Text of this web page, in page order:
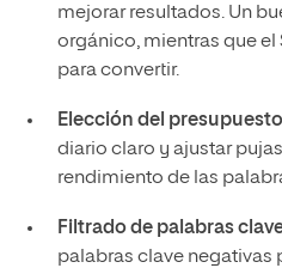
mejorar resultados. Un
orgánico, mientras que el
para convertir.
Elección del
diario claro y ajustar
rendimiento de las
Filtrado de palabras
palabras clave negativas